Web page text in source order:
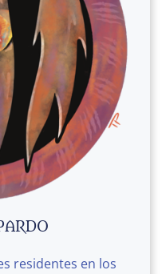
residentes en los